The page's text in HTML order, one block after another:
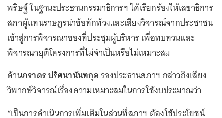
พริษฐ์ ในฐานะประธานกรรมาธิการฯ ได้เรียกร้องให้เลขาธิการ
สภาผู้แทนราษฎรนำข้อทักท้วงและเสียงวิจารณ์จากประชาชน
เข้าสู่การพิจารณาของที่ประชุมผู้บริหาร เพื่อทบทวนและ
พิจารณายุติโครงการที่ไม่จำเป็นหรือไม่เหมาะสม
ด้านภราดร ปริศนานันทกุลรองประธานสภาฯ กล่าวถึงเสียง
วิพากษ์วิจารณ์เรื่องความเหมาะสมในการใช้งบประมาณว่า
“เป็นการดำเนินการเพิ่มเติมในส่วนที่สภาฯ ต้องใช้ประโยชน์